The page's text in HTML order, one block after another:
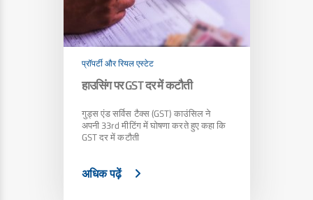
प्रॉपर्टी और रियल एस्टेट
हाउसिंग पर GST दर में कटौती
गुड्स एंड सर्विस टैक्स (GST) काउंसिल ने
अपनी 33rd मीटिंग में घोषणा करते हुए कहा कि
GST दर में कटौती
अधिक पढ़ें